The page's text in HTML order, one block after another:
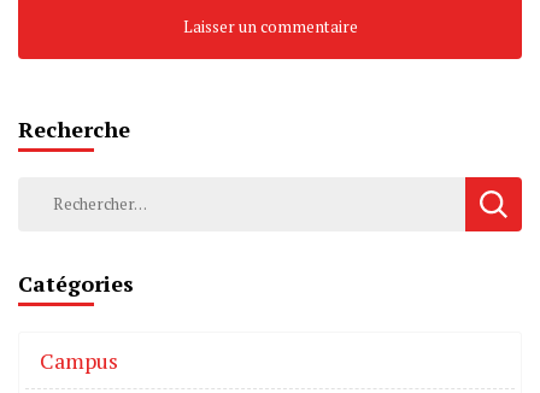
Recherche
Catégories
Campus